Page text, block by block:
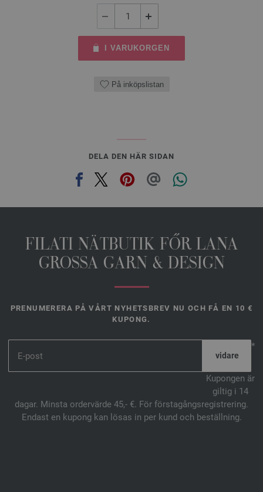
I VARUKORGEN
På inköpslistan
DELA DEN HÄR SIDAN
FILATI NÄTBUTIK FŐR LANA
GROSSA GARN & DESIGN
PRENUMERERA PÅ VÅRT NYHETSBREV NU OCH FÅ EN 10 €
KUPONG.
*
Kupongen är
giltig i 14
dagar. Minsta ordervärde 45,- €. För förstagångsregistrering.
Endast en kupong kan lösas in per kund och beställning.